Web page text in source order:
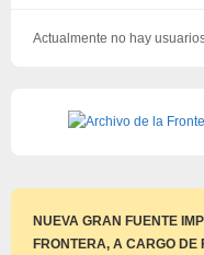
Actualmente no hay
NUEVA GRAN FUENTE
FRONTERA, A CARGO